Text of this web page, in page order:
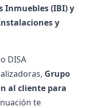
Inmuebles (IBI) y
y
DISA
Grupo
al cliente para
te